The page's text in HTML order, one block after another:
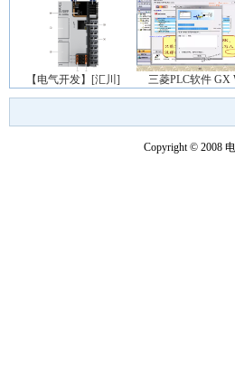
【电气开发】[汇川] 三菱PLC软件 GX
Copyright © 2008